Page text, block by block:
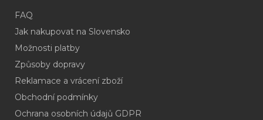
FAQ
Jak nakupovat na Slovensko
Možnosti platby
Způsoby dopravy
Reklamace a vrácení zboží
Obchodní podmínky
Ochrana osobních údajů GDPR
(odpověď
do